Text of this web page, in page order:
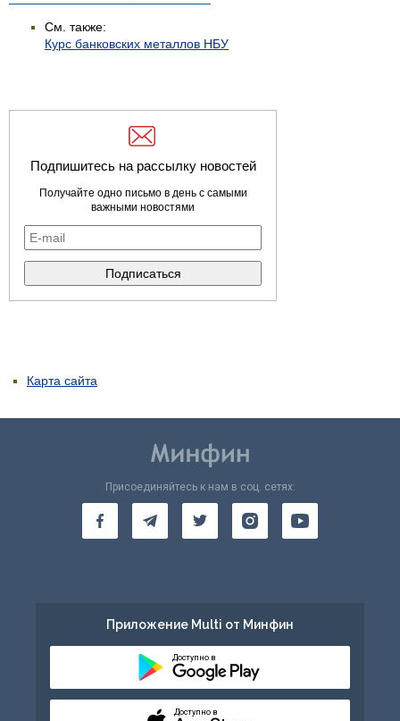
См. также:
Курс банковских металлов НБУ
Подпишитесь на рассылку новостей
Получайте одно письмо в день с самыми
важными новостями
Карта сайта
Присоединяйтесь к нам в соц. сетях:
Приложение Multi от Минфин
Доступно в
Доступно в